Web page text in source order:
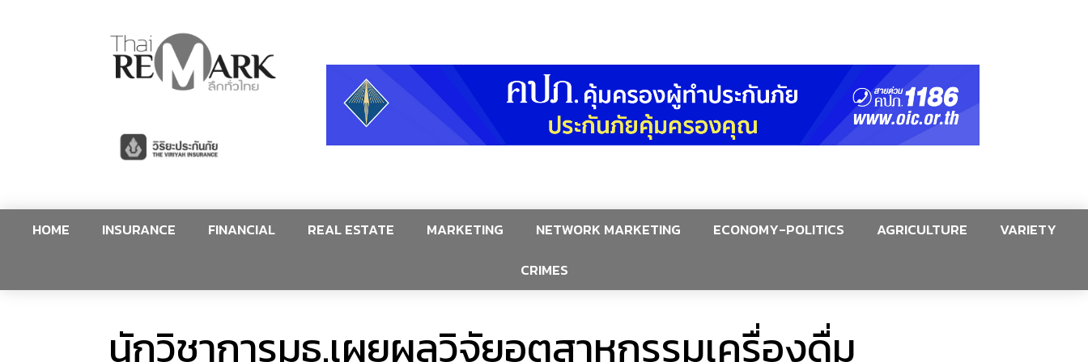
HOME INSURANCE FINANCIAL REAL ESTATE MARKETING NETWORK MARKETING ECONOMY-POLITICS AGRICULTURE
VARIETY
CRIMES
นักวิชาการมธ.เผยผลวิจัยอุตสาหกรรมเครื่องดื่ม